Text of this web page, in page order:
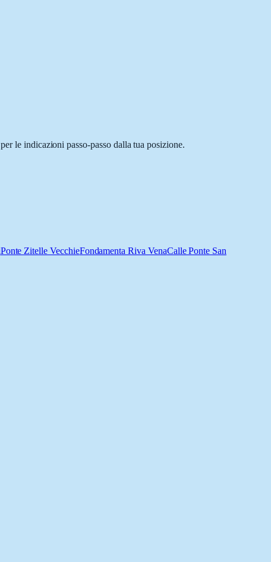
le indicazioni passo-passo dalla tua posizione.
Ponte Zitelle VecchieFondamenta Riva VenaCalle Ponte San